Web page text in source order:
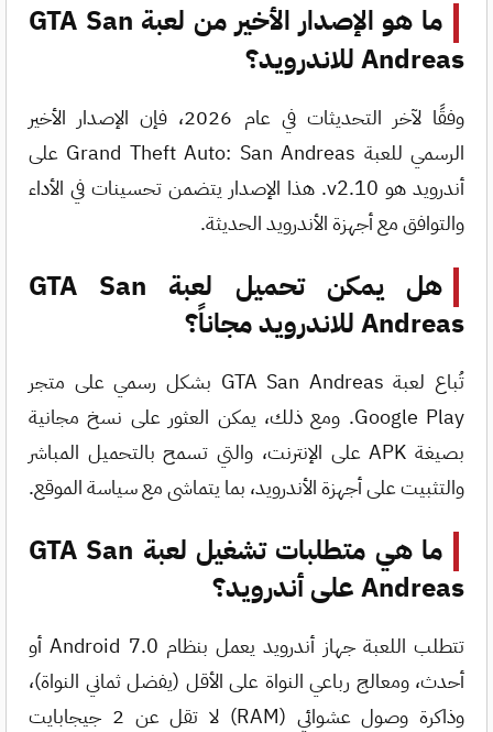
ما هو الإصدار الأخير من لعبة GTA San
Andreas للاندرويد؟
وفقًا لآخر التحديثات في عام 2026، فإن الإصدار الأخير
الرسمي للعبة Grand Theft Auto: San Andreas على
أندرويد هو v2.10. هذا الإصدار يتضمن تحسينات في الأداء
والتوافق مع أجهزة الأندرويد الحديثة.
هل يمكن تحميل لعبة GTA San
Andreas للاندرويد مجاناً؟
تُباع لعبة GTA San Andreas بشكل رسمي على متجر
Google Play. ومع ذلك، يمكن العثور على نسخ مجانية
بصيغة APK على الإنترنت، والتي تسمح بالتحميل المباشر
والتثبيت على أجهزة الأندرويد، بما يتماشى مع سياسة الموقع.
ما هي متطلبات تشغيل لعبة GTA San
Andreas على أندرويد؟
تتطلب اللعبة جهاز أندرويد يعمل بنظام Android 7.0 أو
أحدث، ومعالج رباعي النواة على الأقل (يفضل ثماني النواة)،
وذاكرة وصول عشوائي (RAM) لا تقل عن 2 جيجابايت